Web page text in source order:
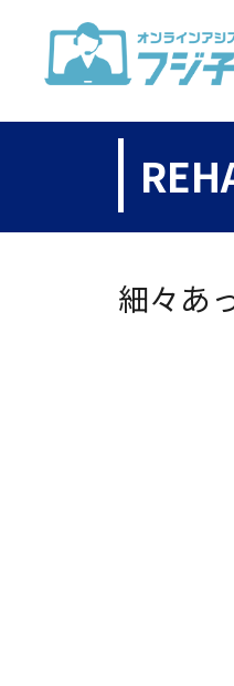
細々あ